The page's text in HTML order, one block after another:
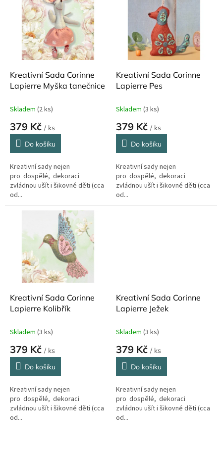
Kreativní Sada Corinne
Lapierre Myška tanečnice
Skladem (2 ks)
379 Kč / ks
Do košíku
Kreativní sady nejen
pro dospělé, dekoraci
zvládnou ušít i šikovné děti (cca
od...
Kreativní Sada Corinne
Lapierre Pes
Skladem (3 ks)
379 Kč / ks
Do košíku
Kreativní sady nejen
pro dospělé, dekoraci
zvládnou ušít i šikovné děti (cca
od...
Kreativní Sada Corinne
Lapierre Kolibřík
Skladem (3 ks)
379 Kč / ks
Do košíku
Kreativní sady nejen
pro dospělé, dekoraci
zvládnou ušít i šikovné děti (cca
od...
Kreativní Sada Corinne
Lapierre Ježek
Skladem (3 ks)
379 Kč / ks
Do košíku
Kreativní sady nejen
pro dospělé, dekoraci
zvládnou ušít i šikovné děti (cca
od...